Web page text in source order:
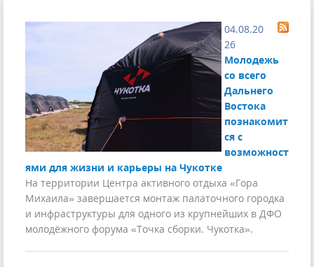
04.08.20
26
Молодежь
со всего
Дальнего
Востока
познакомит
ся с
возможност
ями для жизни и карьеры на Чукотке
На территории Центра активного отдыха «Гора
Михаила» завершается монтаж палаточного городка
и инфраструктуры для одного из крупнейших в ДФО
молодёжного форума «Точка сборки. Чукотка».